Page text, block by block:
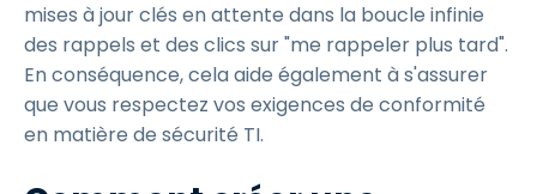
mises à jour clés en attente dans la boucle infinie
des rappels et des clics sur "me rappeler plus tard".
En conséquence, cela aide également à s'assurer
que vous respectez vos exigences de conformité
en matière de sécurité TI.